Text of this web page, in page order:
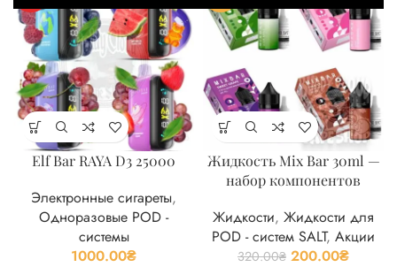
Elf Bar RAYA D3 25000
Электронные сигареты,
Одноразовые POD -
системы
1000.00₴
Жидкость Mix Bar 30ml —
набор компонентов
Жидкости, Жидкости для
POD - систем SALT, Акции
320.00₴ 200.00₴